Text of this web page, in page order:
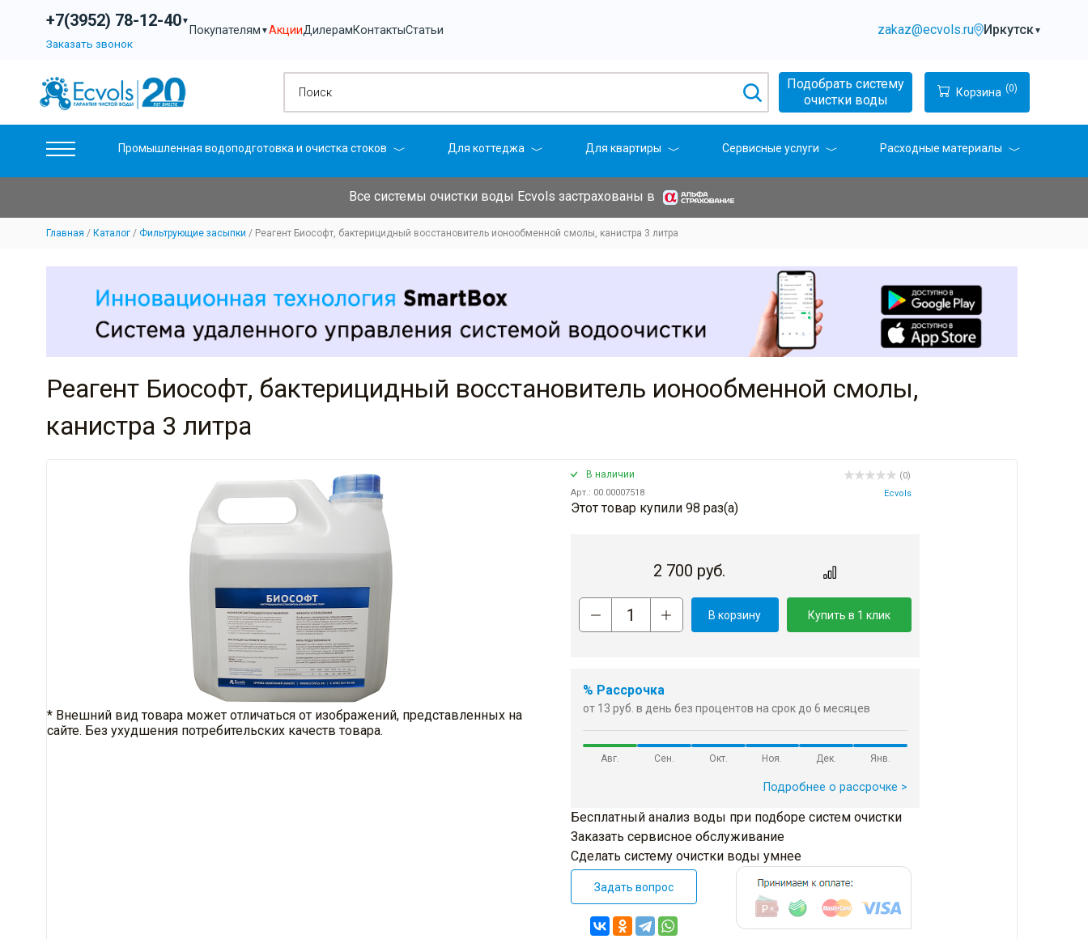
+7(3952) 78-12-40▼
Заказать звонок
Покупателям ▼АкцииДилерамКонтактыСтатьи zakaz@ecvols.ru Иркутск▼
Подобрать систему
очистки воды
Корзина (0)
Промышленная водоподготовка и очистка стоков Для коттеджа Для квартиры Сервисные услуги Расходные материалы
Все системы очистки воды Ecvols застрахованы в
Главная Каталог Фильтрующие засыпки Реагент Биософт, бактерицидный восстановитель ионообменной смолы, канистра 3 литра
Реагент Биософт, бактерицидный восстановитель ионообменной смолы,
канистра 3 литра
* Внешний вид товара может отличаться от изображений, представленных на
сайте. Без ухудшения потребительских качеств товара.
В наличии
Арт.: 00.00007518
(0)
Ecvols
Этот товар купили 98 раз(a)
2 700 руб.
В корзину Купить в 1 клик
% Рассрочка
от 13 руб. в день без процентов на срок до 6 месяцев
Авг. Сен. Окт. Ноя. Дек. Янв.
Подробнее о рассрочке >
Бесплатный анализ воды при подборе систем очистки
Заказать сервисное обслуживание
Сделать систему очистки воды умнее
Задать вопрос